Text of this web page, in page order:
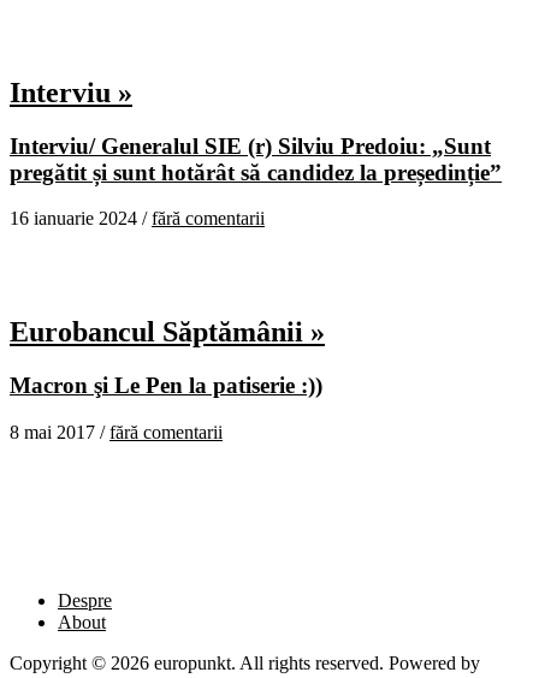
Interviu »
Interviu/ Generalul SIE (r) Silviu Predoiu: „Sunt
pregătit și sunt hotărât să candidez la președinție”
16 ianuarie 2024 /fără comentarii
Eurobancul Săptămânii »
Macron şi Le Pen la patiserie :))
8 mai 2017 /fără comentarii
Despre
About
Copyright © 2026 europunkt. All rights reserved. Powered by